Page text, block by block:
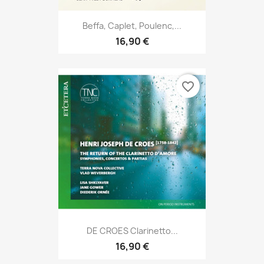
Beffa, Caplet, Poulenc,...
16,90 €
DE CROES Clarinetto...
16,90 €
favorite_border